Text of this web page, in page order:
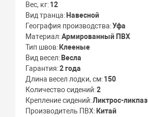
Вес, кг 12
Вид транца Навесной
География производства Уфа
Материал Армированный ПВХ
Тип швов Клееные
Вид весел Весла
Гарантия 2 года
Длина весел лодки, см 150
Количество сидений 2
Крепление сидений Ликтрос-ликпаз
Производитель ПВХ Китай